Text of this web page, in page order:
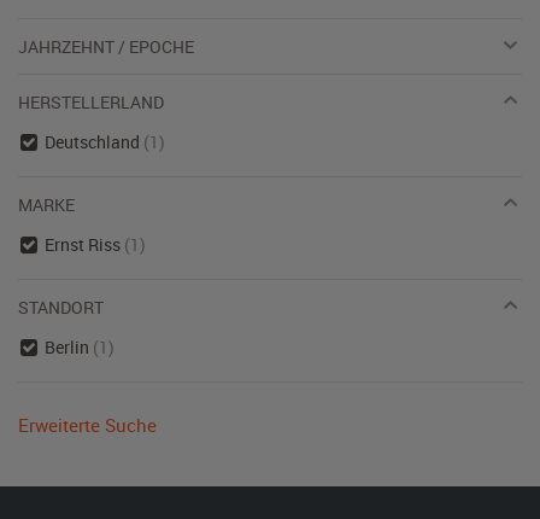
JAHRZEHNT / EPOCHE
HERSTELLERLAND
Deutschland (1)
MARKE
Ernst Riss (1)
STANDORT
Berlin (1)
Erweiterte Suche